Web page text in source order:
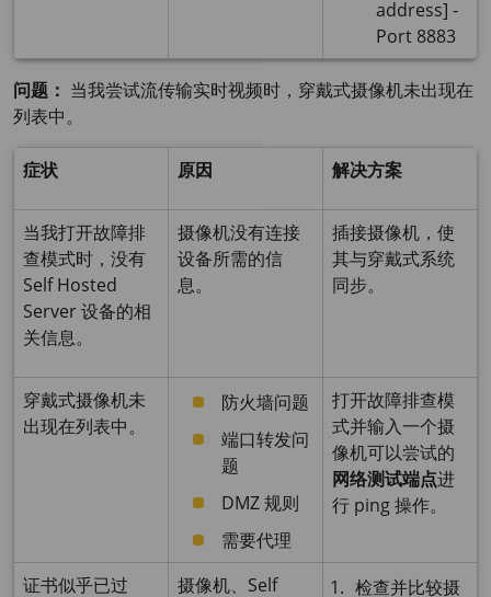
address] -
Port 8883
问题： 当我尝试流传输实时视频时，穿戴式摄像机未出现在
列表中。
症状 原因 解决方案
当我打开故障排
查模式时，没有
Self Hosted
Server 设备的相
关信息。
摄像机没有连接
设备所需的信
息。
插接摄像机，使
其与穿戴式系统
同步。
穿戴式摄像机未
出现在列表中。
防火墙问题
端口转发问
题
DMZ 规则
需要代理
打开故障排查模
式并输入一个摄
像机可以尝试的
网络测试端点进
行 ping 操作。
证书似乎已过 摄像机、Self 检查并比较摄